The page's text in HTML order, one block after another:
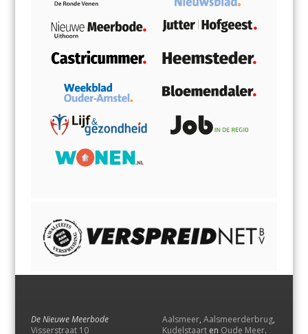
De Nieuwe Meerbode
Visserstraat 10
Aalsmeer, Aalsmeerderbrug,
Kudelstaart en Oude Meer.